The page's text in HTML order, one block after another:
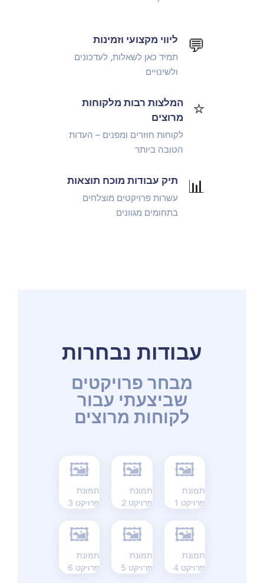
💬 ליווי מקצועי וזמינות
תמיד כאן לשאלות, לעדכונים
ולשינויים
⭐
המלצות רבות מלקוחות
מרוצים
לקוחות חוזרים ומפנים – העדות
הטובה ביותר
📊 תיק עבודות מוכח תוצאות
עשרות פרויקטים מוצלחים
בתחומים מגוונים
עבודות נבחרות
מבחר פרויקטים
שביצעתי עבור
לקוחות מרוצים
🖼
תמונת
פרויקט 1
🖼
תמונת
פרויקט 2
🖼
תמונת
פרויקט 3
🖼
תמונת
פרויקט 4
🖼
תמונת
פרויקט 5
🖼
תמונת
פרויקט 6